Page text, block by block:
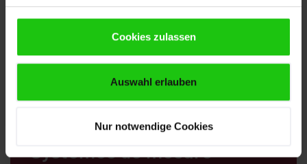
Cookies zulassen
Auswahl erlauben
Nur notwendige Cookies
Systèmes de mesure